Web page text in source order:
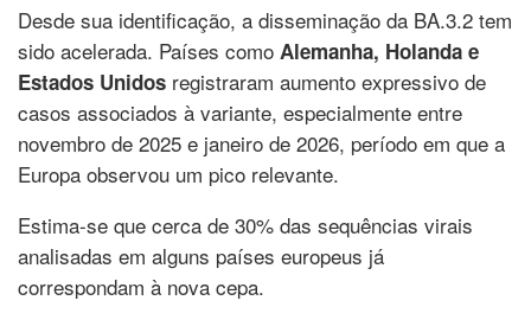
Desde sua identificação, a disseminação da BA.3.2 tem
sido acelerada. Países como Alemanha, Holanda e
Estados Unidos registraram aumento expressivo de
casos associados à variante, especialmente entre
novembro de 2025 e janeiro de 2026, período em que a
Europa observou um pico relevante.
Estima-se que cerca de 30% das sequências virais
analisadas em alguns países europeus já
correspondam à nova cepa.